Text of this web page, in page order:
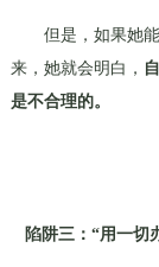
但是，如果她能
来，她就会明白，
是不合理的。
陷阱三：“用一切